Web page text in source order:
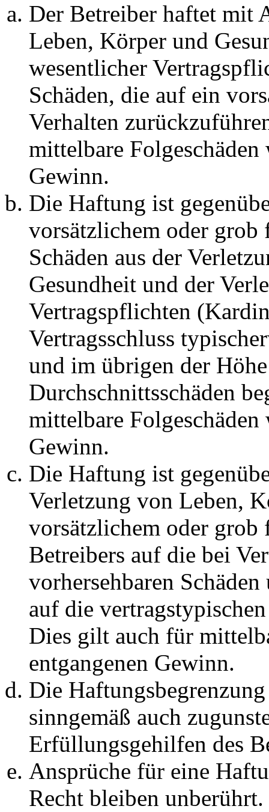
Der Betreiber haftet mit
Leben, Körper und
wesentlicher
Schäden, die auf ein
Verhalten
mittelbare Folgeschäden
Gewinn.
Die Haftung ist
vorsätzlichem oder grob
Schäden aus der
Gesundheit und der
Vertragspflichten
Vertragsschluss
und im übrigen der
Durchschnittsschäden
mittelbare Folgeschäden
Gewinn.
Die Haftung ist
Verletzung von Leben,
vorsätzlichem oder grob
Betreibers auf die bei
vorhersehbaren
auf die
Dies gilt auch für
entgangenen Gewinn.
Die
sinngemäß auch
Erfüllungsgehilfen des
Ansprüche für eine
Recht bleiben unberührt.